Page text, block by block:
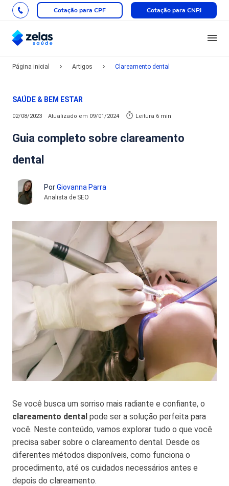
Cotação para CPF Cotação para CNPJ
Página inicial Artigos Clareamento dental
SAÚDE & BEM ESTAR
02/08/2023 Atualizado em 09/01/2024 Leitura 6 min
Guia completo sobre clareamento
dental
PorGiovanna Parra
Analista de SEO
Se você busca um sorriso mais radiante e confiante, o
clareamento dental pode ser a solução perfeita para
você. Neste conteúdo, vamos explorar tudo o que você
precisa saber sobre o clareamento dental. Desde os
diferentes métodos disponíveis, como funciona o
procedimento, até os cuidados necessários antes e
depois do clareamento.